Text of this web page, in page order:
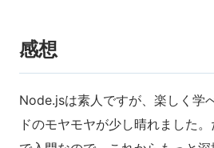
感想
Node.jsは素人ですが、楽しく学
ドのモヤモヤが少し晴れました